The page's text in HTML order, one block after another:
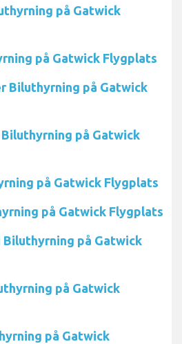
på Gatwick
på Gatwick Flygplats
Biluthyrning på Gatwick
på Gatwick
på Gatwick Flygplats
på Gatwick Flygplats
på Gatwick
på Gatwick
på Gatwick